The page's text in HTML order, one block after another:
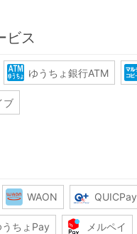
ビス
ゆうちょ銀行ATM
ブ
WAON QUICPay
うちょPay メルペイ